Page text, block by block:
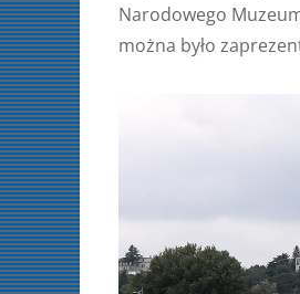
Narodowego
można było